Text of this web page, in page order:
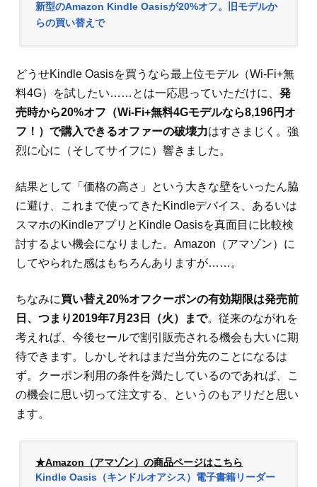
新型のAmazon Kindle Oasisが20%オフ。旧モデルか
らの買い替えで
どうせKindle Oasisを買うなら最上位モデル（Wi-Fi+無
料4G）を試したい……とは一応思っていただけに、発
売時から20%オフ（Wi-Fi+無料4Gモデルなら8,196円オ
フ！）で購入できるオファーの破壊力はすさまじく。強
烈に心に（そしてサイフに）響きました。
結果として「価格の高さ」という大きな壁をいったん脇
に避け、これまで使ってきたKindleデバイス、あるいは
スマホのKindleアプリとKindle Oasisを真面目に比較検
討するよい機会になりました。Amazon（アマゾン）に
してやられた感はもちろんありますが……。
ちなみに買い替え20%オフクーポンの有効期限は発売前
日、つまり2019年7月23日（火）まで。従来のながれを
考えれば、今後セールで割引販売される機会も大いに期
待できます。しかしそれはまだ当分先のことになるは
ず。クーポン利用の条件を満たしているのであれば、こ
の機会に思い切って注文する、というのもアリだと思い
ます。
★Amazon（アマゾン）の商品ページはこちら
Kindle Oasis（キンドルオアシス）電子書籍リーダー